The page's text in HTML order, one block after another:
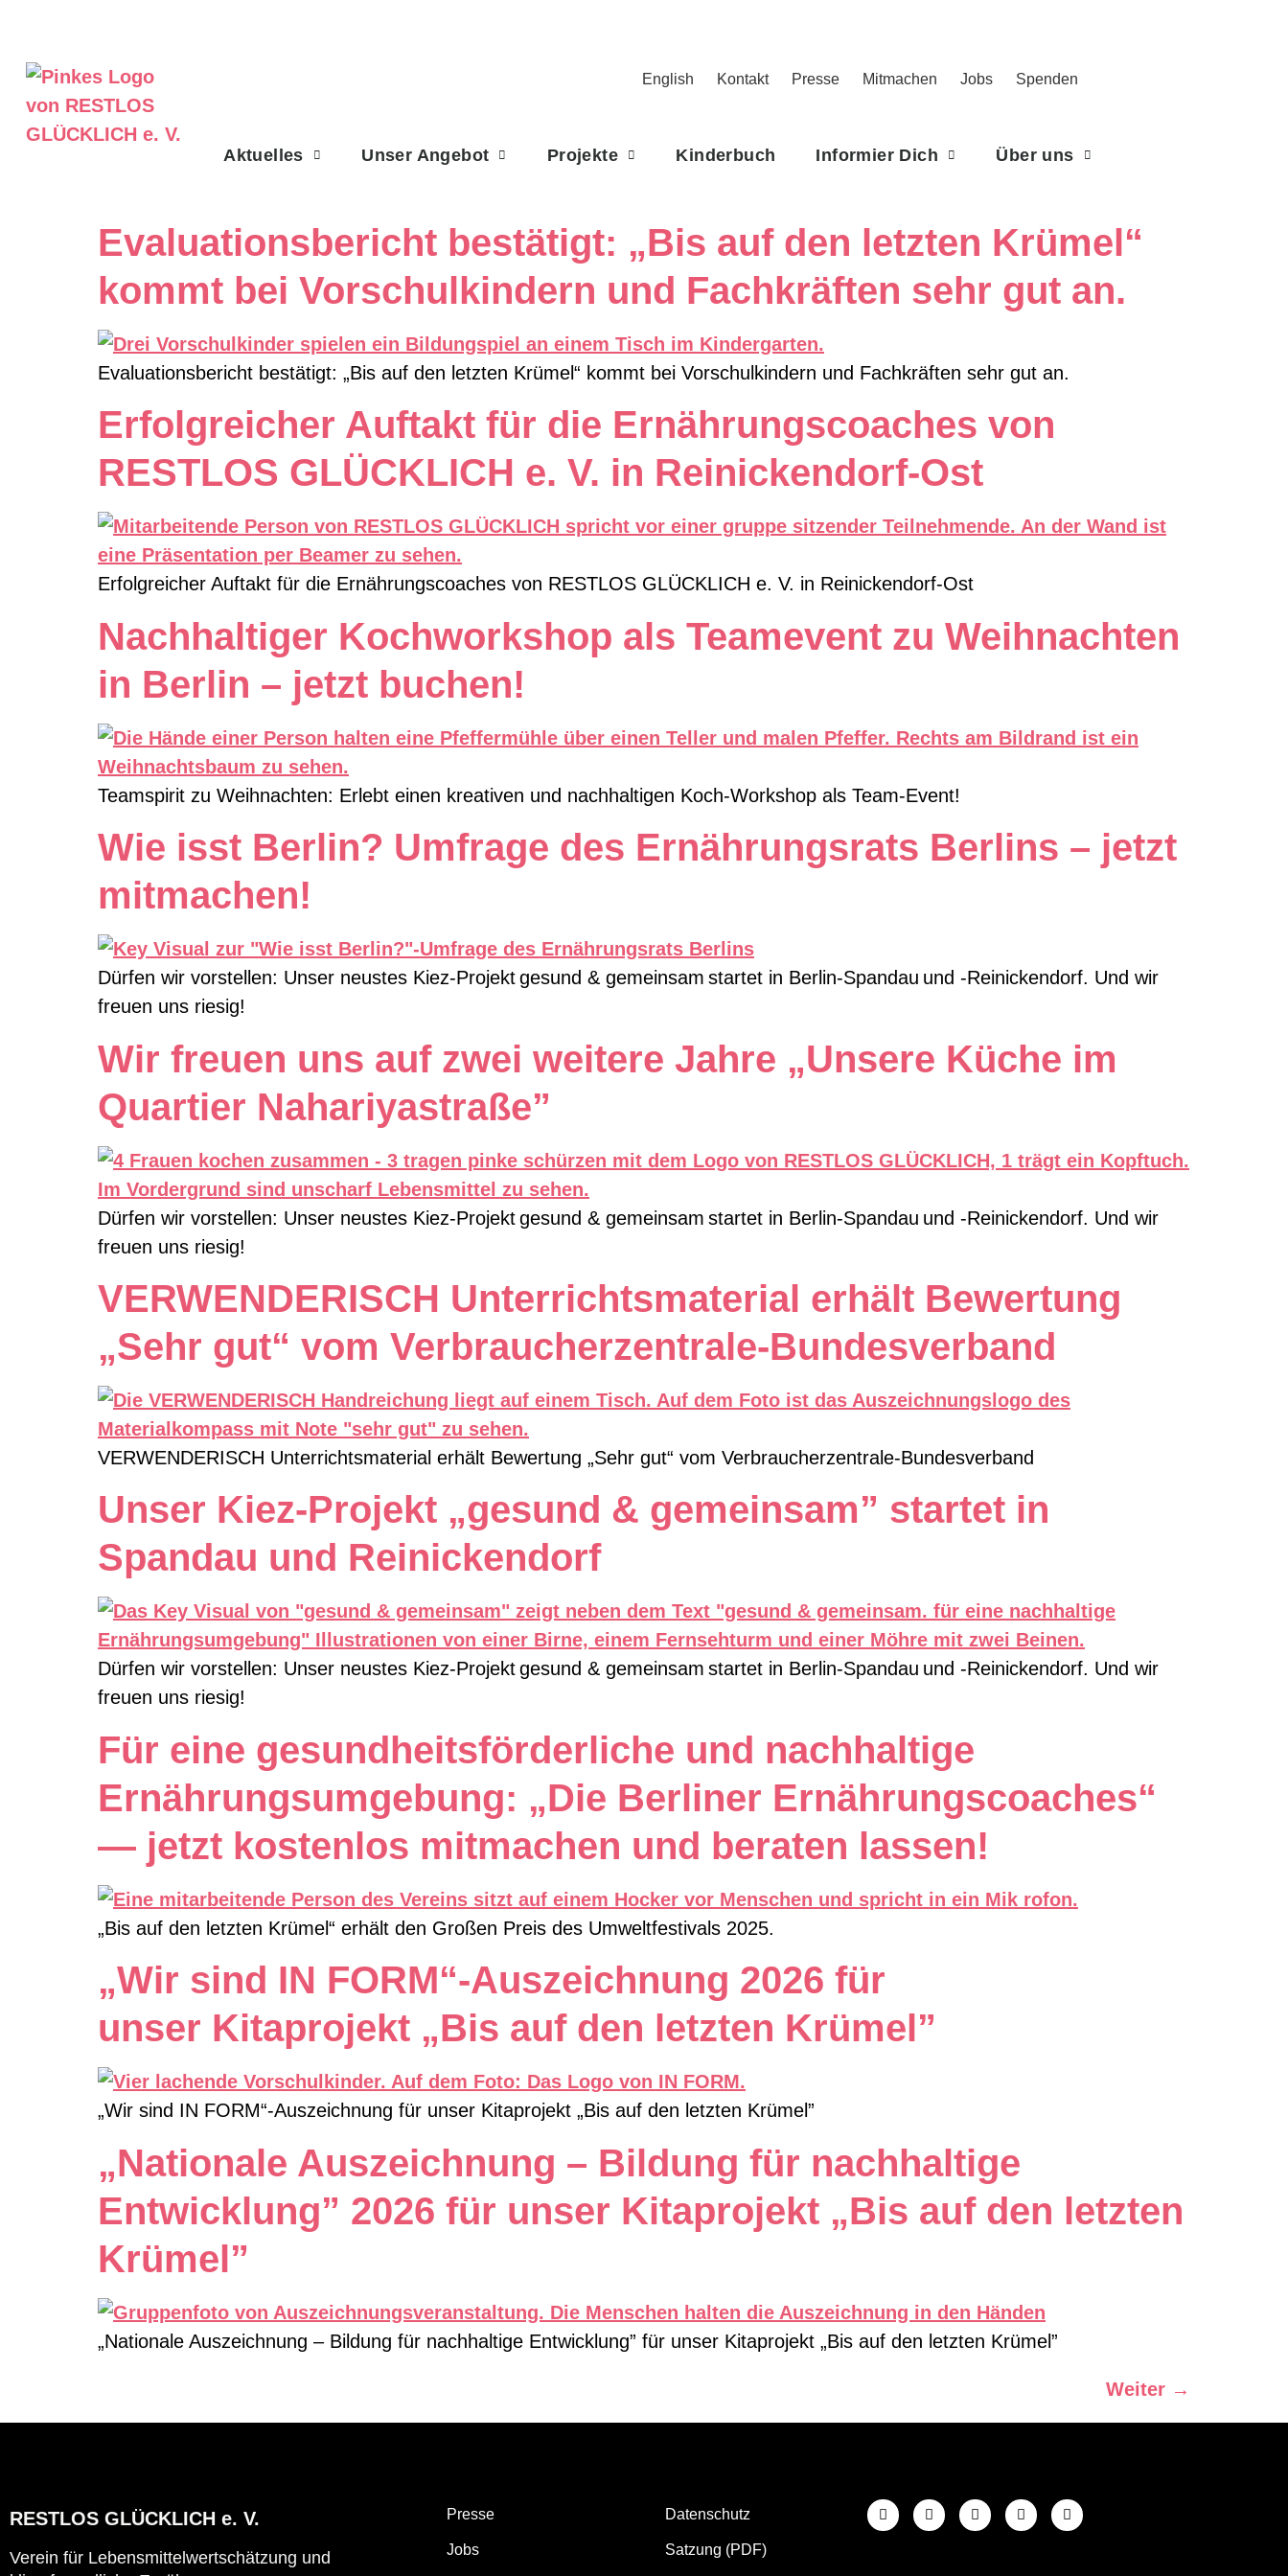
English Kontakt Presse Mitmachen Jobs Spenden
Aktuelles Unser Angebot Projekte Kinderbuch Informier Dich Über uns
Evaluationsbericht bestätigt: „Bis auf den letzten Krümel“
kommt bei Vorschulkindern und Fachkräften sehr gut an.
Evaluationsbericht bestätigt: „Bis auf den letzten Krümel“ kommt bei Vorschulkindern und Fachkräften sehr gut an.
Erfolgreicher Auftakt für die Ernährungscoaches von
RESTLOS GLÜCKLICH e. V. in Reinickendorf-Ost
Erfolgreicher Auftakt für die Ernährungscoaches von RESTLOS GLÜCKLICH e. V. in Reinickendorf-Ost
Nachhaltiger Kochworkshop als Teamevent zu Weihnachten
in Berlin – jetzt buchen!
Teamspirit zu Weihnachten: Erlebt einen kreativen und nachhaltigen Koch-Workshop als Team-Event!
Wie isst Berlin? Umfrage des Ernährungsrats Berlins – jetzt
mitmachen!
Dürfen wir vorstellen: Unser neustes Kiez-Projekt gesund & gemeinsam startet in Berlin-Spandau und -Reinickendorf. Und wir
freuen uns riesig!
Wir freuen uns auf zwei weitere Jahre „Unsere Küche im
Quartier Nahariyastraße”
Dürfen wir vorstellen: Unser neustes Kiez-Projekt gesund & gemeinsam startet in Berlin-Spandau und -Reinickendorf. Und wir
freuen uns riesig!
VERWENDERISCH Unterrichtsmaterial erhält Bewertung
„Sehr gut“ vom Verbraucherzentrale-Bundesverband
VERWENDERISCH Unterrichtsmaterial erhält Bewertung „Sehr gut“ vom Verbraucherzentrale-Bundesverband
Unser Kiez-Projekt „gesund & gemeinsam” startet in
Spandau und Reinickendorf
Dürfen wir vorstellen: Unser neustes Kiez-Projekt gesund & gemeinsam startet in Berlin-Spandau und -Reinickendorf. Und wir
freuen uns riesig!
Für eine gesundheitsförderliche und nachhaltige
Ernährungsumgebung: „Die Berliner Ernährungscoaches“
— jetzt kostenlos mitmachen und beraten lassen!
„Bis auf den letzten Krümel“ erhält den Großen Preis des Umweltfestivals 2025.
„Wir sind IN FORM“-Auszeichnung 2026 für
unser Kitaprojekt „Bis auf den letzten Krümel”
„Wir sind IN FORM“-Auszeichnung für unser Kitaprojekt „Bis auf den letzten Krümel”
„Nationale Auszeichnung – Bildung für nachhaltige
Entwicklung” 2026 für unser Kitaprojekt „Bis auf den letzten
Krümel”
„Nationale Auszeichnung – Bildung für nachhaltige Entwicklung” für unser Kitaprojekt „Bis auf den letzten Krümel”
Weiter →
RESTLOS GLÜCKLICH e. V.
Verein für Lebensmittelwertschätzung und
Presse
Jobs
Datenschutz
Satzung (PDF)